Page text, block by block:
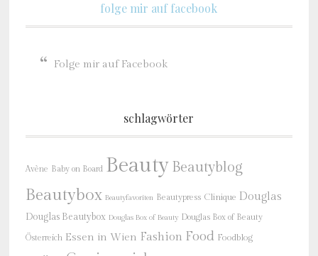
folge mir auf facebook
Folge mir auf Facebook
schlagwörter
Avène Baby on Board Beauty Beautyblog
Beautybox Beautyfavoriten Beautypress Clinique Douglas
Douglas Beautybox Douglas Box of Beauty Douglas Box of Beauty
Österreich Essen in Wien Fashion Food Foodblog